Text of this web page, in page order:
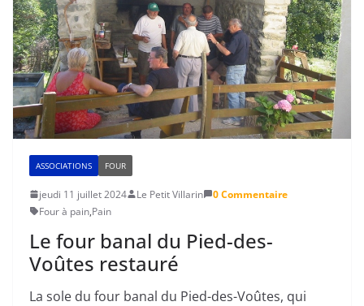
ASSOCIATIONS FOUR
jeudi 11 juillet 2024 Le Petit Villarin
0 Commentaire
Four à pain,Pain
Le four banal du Pied-des-
Voûtes restauré
La sole du four banal du Pied-des-Voûtes, qui